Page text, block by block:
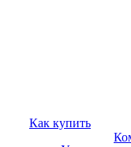
Как купить